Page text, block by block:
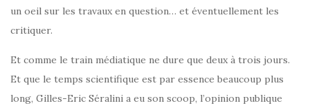
un oeil sur les travaux en question… et éventuellement les
critiquer.
Et comme le train médiatique ne dure que deux à trois jours.
Et que le temps scientifique est par essence beaucoup plus
long, Gilles-Eric Séralini a eu son scoop, l’opinion publique